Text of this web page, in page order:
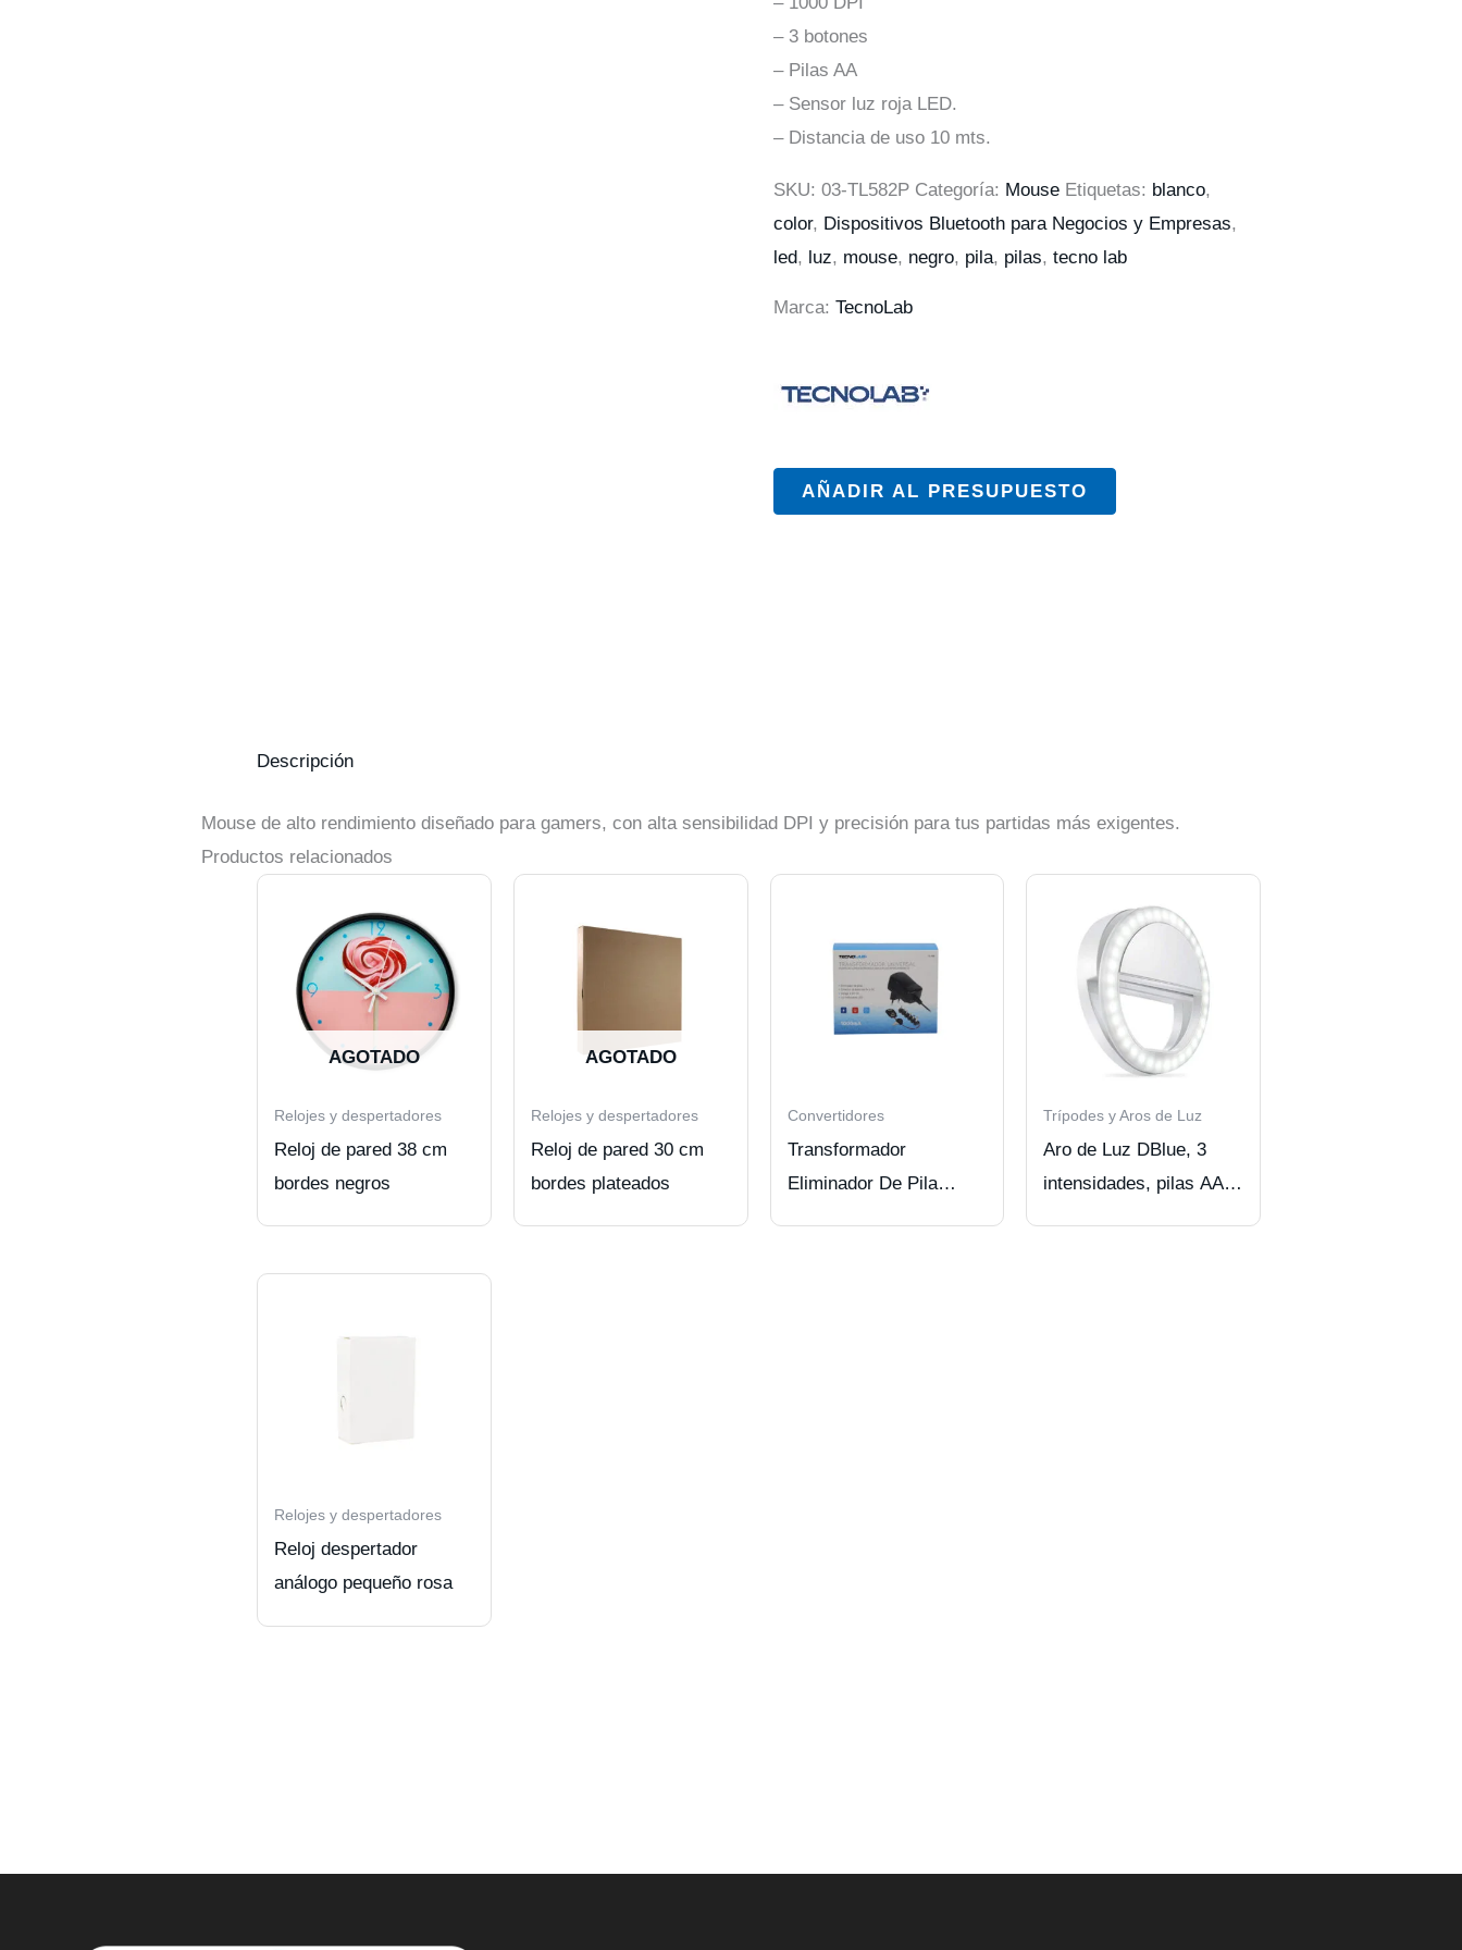
– 3 botones
– Pilas AA
– Sensor luz roja LED.
– Distancia de uso 10 mts.
SKU: 03-TL582P Categoría: Mouse Etiquetas: blanco,
color, Dispositivos Bluetooth para Negocios y Empresas,
led, luz, mouse, negro, pila, pilas, tecno lab
Marca: TecnoLab
AÑADIR AL PRESUPUESTO
Descripción
Mouse de alto rendimiento diseñado para gamers, con alta sensibilidad DPI y precisión para tus partidas más exigentes.
Productos relacionados
AGOTADO
Relojes y despertadores
Reloj de pared 38 cm
bordes negros
AGOTADO
Relojes y despertadores
Reloj de pared 30 cm
bordes plateados
Convertidores
Transformador
Eliminador De Pila
Trípodes y Aros de Luz
Aro de Luz DBlue, 3
intensidades, pilas AAA,
Relojes y despertadores
Reloj despertador
análogo pequeño rosa